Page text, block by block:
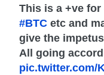
This is a +ve for
#BTC etc and
give the
All going
pic.twitter.com/